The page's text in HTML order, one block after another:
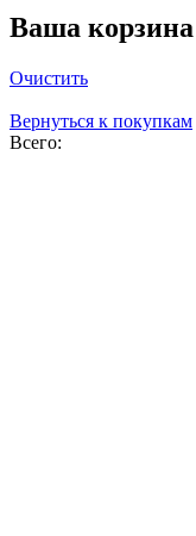
Ваша корзина
Очистить
Вернуться к покупкам
Всего: